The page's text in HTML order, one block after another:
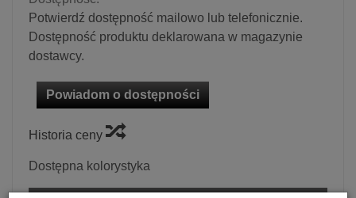
Potwierdź dostępność mailowo lub telefonicznie.
Dostępność produktu deklarowana w magazynie
dostawcy.
Powiadom o dostępności
Historia ceny
Dostępna kolorystyka